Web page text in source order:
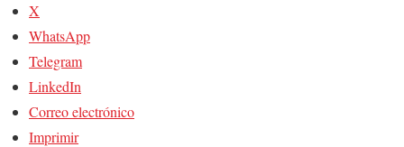
X
WhatsApp
Telegram
LinkedIn
Correo electrónico
Imprimir